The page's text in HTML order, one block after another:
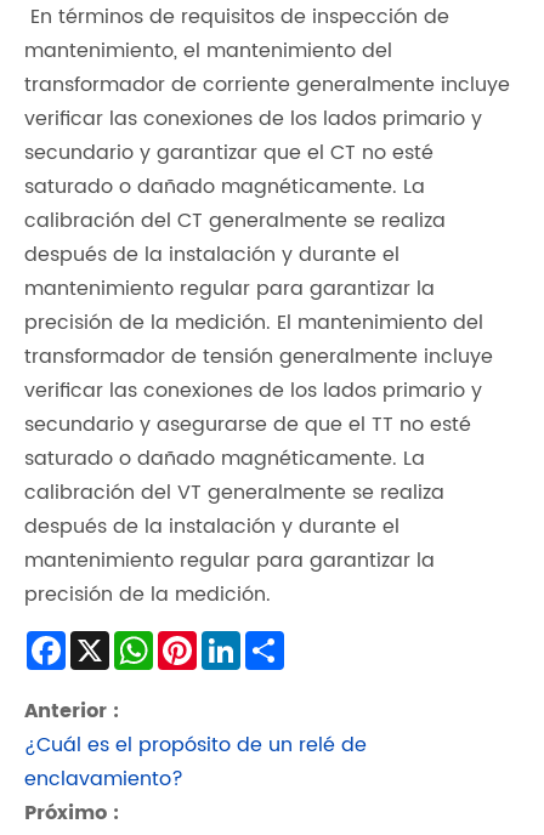
En términos de requisitos de inspección de
mantenimiento, el mantenimiento del
transformador de corriente generalmente incluye
verificar las conexiones de los lados primario y
secundario y garantizar que el CT no esté
saturado o dañado magnéticamente. La
calibración del CT generalmente se realiza
después de la instalación y durante el
mantenimiento regular para garantizar la
precisión de la medición. El mantenimiento del
transformador de tensión generalmente incluye
verificar las conexiones de los lados primario y
secundario y asegurarse de que el TT no esté
saturado o dañado magnéticamente. La
calibración del VT generalmente se realiza
después de la instalación y durante el
mantenimiento regular para garantizar la
precisión de la medición.
Facebook
X WhatsApp
Pinterest
LinkedIn
Anterior :
¿Cuál es el propósito de un relé de
enclavamiento?
Próximo :